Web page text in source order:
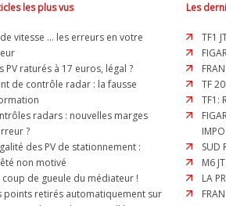
les plus vus
de vitesse ... les erreurs en votre
PV raturés à 17 euros, légal ?
de contrôle radar : la fausse
radars : nouvelles marges
?
des PV de stationnement :
non motivé
coup de gueule du médiateur !
points retirés automatiquement sur
Les
TF1
TF
TF1:
SUD
M6
LA